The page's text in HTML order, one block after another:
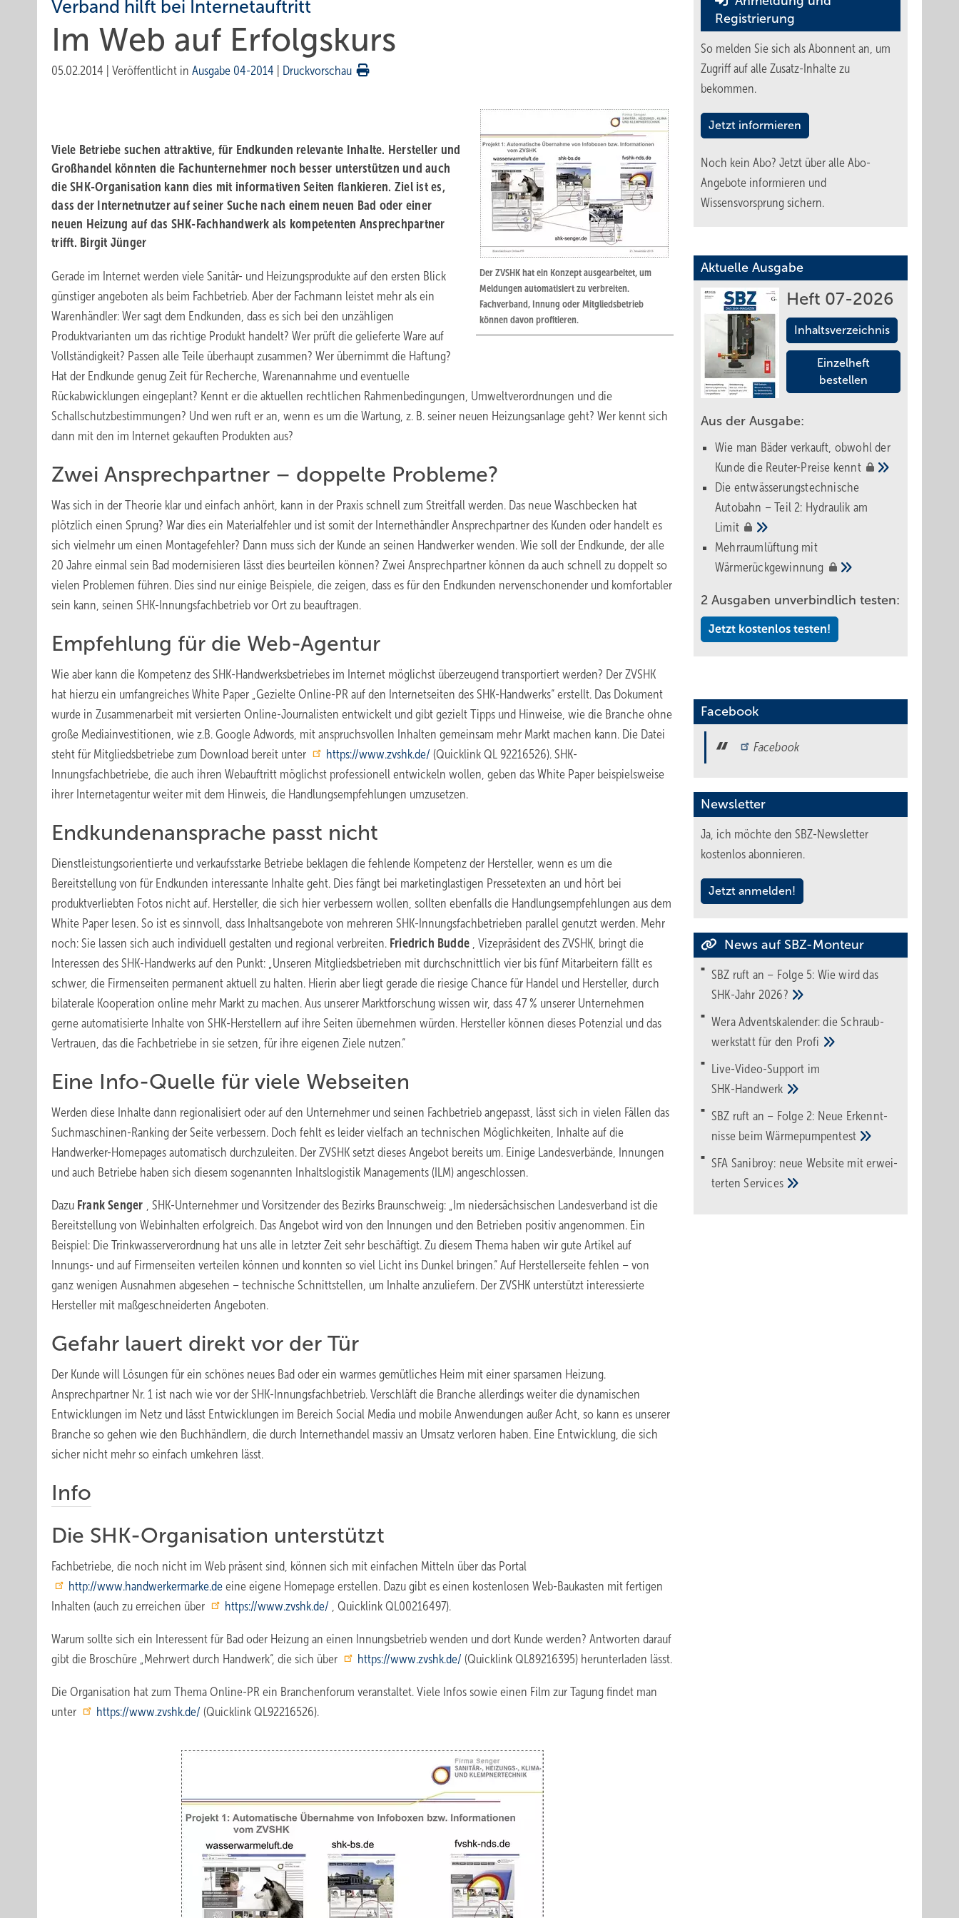
Verband hilft bei Internetauftritt
Im Web auf Erfolgskurs
05.02.2014 Veröffentlicht in Ausgabe 04-2014 Druckvorschau
Der ZVSHK hat ein Konzept ausgearbeitet, um
Meldungen automatisiert zu verbreiten.
Fachverband, Innung oder Mitgliedsbetrieb
können davon profitieren.
Viele Betriebe suchen attraktive, für Endkunden relevante Inhalte. Hersteller und
Großhandel könnten die Fachunternehmer noch besser unterstützen und auch
die SHK-Organisation kann dies mit informativen Seiten flankieren. Ziel ist es,
dass der Internetnutzer auf seiner Suche nach einem neuen Bad oder einer
neuen Heizung auf das SHK-Fachhandwerk als kompetenten Ansprechpartner
trifft. Birgit Jünger
Gerade im Internet werden viele Sanitär- und Heizungsprodukte auf den ersten Blick
günstiger angeboten als beim Fachbetrieb. Aber der Fachmann leistet mehr als ein
Warenhändler: Wer sagt dem Endkunden, dass es sich bei den unzähligen
Produktvarianten um das richtige Produkt handelt? Wer prüft die gelieferte Ware auf
Vollständigkeit? Passen alle Teile überhaupt zusammen? Wer übernimmt die Haftung?
Hat der Endkunde genug Zeit für Recherche, Warenannahme und eventuelle
Rückabwicklungen ein­geplant? Kennt er die aktuellen rechtlichen Rahmenbedingungen, Umweltverordnungen und die
Schallschutzbestimmungen? Und wen ruft er an, wenn es um die Wartung, z. B. seiner neuen Heizungsanlage geht? Wer kennt sich
dann mit den im Internet gekauften Produkten aus?
Zwei Ansprechpartner – doppelte Probleme?
Was sich in der Theorie klar und einfach anhört, kann in der Praxis schnell zum Streitfall werden. Das neue Waschbecken hat
plötzlich einen Sprung? War dies ein Materialfehler und ist somit der Internethändler Ansprechpartner des Kunden oder handelt es
sich vielmehr um einen Montagefehler? Dann muss sich der Kunde an seinen Handwerker wenden. Wie soll der Endkunde, der alle
20 Jahre einmal sein Bad modernisieren lässt dies beurteilen können? Zwei Ansprechpartner können da auch schnell zu doppelt so
vielen Problemen führen. Dies sind nur einige Beispiele, die zeigen, dass es für den Endkunden nervenschonender und komfortabler
sein kann, seinen SHK-Innungsfachbetrieb vor Ort zu beauftragen.
Empfehlung für die Web-Agentur
Wie aber kann die Kompetenz des SHK-Handwerksbetriebes im Internet möglichst überzeugend transportiert werden? Der ZVSHK
hat hierzu ein umfangreiches White Paper „Gezielte Online-PR auf den Internetseiten des SHK-Handwerks“ erstellt. Das ­Dokument
wurde in Zusammenarbeit mit versierten Online-Journalisten entwickelt und gibt gezielt Tipps und Hinweise, wie die Branche ohne
große Mediainvestitionen, wie z.B. Google Adwords, mit anspruchsvollen Inhalten gemeinsam mehr Markt machen kann. Die Datei
steht für Mitglieds­betriebe zum Download bereit unter
https://www.zvshk.de/ (Quicklink QL 92216526). SHK-
Innungsfachbetriebe, die auch ihren Webauftritt möglichst professionell entwickeln wollen, geben das White Paper beispielsweise
ihrer Internetagentur weiter mit dem Hinweis, die Handlungsempfehlungen umzusetzen.
Endkundenansprache passt nicht
Dienstleistungsorientierte und verkaufsstarke Betriebe beklagen die fehlende Kompetenz der Hersteller, wenn es um die
Bereitstellung von für Endkunden interessante Inhalte geht. Dies fängt bei marketinglastigen Pressetexten an und hört bei
produktverliebten Fotos nicht auf. Hersteller, die sich hier verbessern wollen, sollten ebenfalls die Handlungsempfehlungen aus dem
White Paper lesen. So ist es sinnvoll, dass Inhaltsangebote von mehreren SHK-Innungsfachbetrieben parallel genutzt werden. Mehr
noch: Sie lassen sich auch individuell gestalten und regional verbreiten. Friedrich Budde , Vizepräsident des ZVSHK, bringt die
Interessen des SHK-Handwerks auf den Punkt: „Unseren Mitgliedsbetrieben mit durchschnittlich vier bis fünf Mitarbeitern fällt es
schwer, die Firmenseiten permanent aktuell zu halten. Hierin aber liegt gerade die riesige Chance für Handel und Hersteller, durch
bilaterale Kooperation online mehr Markt zu machen. Aus unserer Marktforschung wissen wir, dass 47 % unserer Unternehmen
gerne automatisierte Inhalte von SHK-Herstellern auf ihre Seiten übernehmen würden. Hersteller können dieses Potenzial und das
Vertrauen, das die Fachbetriebe in sie setzen, für ihre eigenen Ziele nutzen.“
Eine Info-Quelle für viele Webseiten
Werden diese Inhalte dann regionalisiert oder auf den Unternehmer und seinen Fachbetrieb angepasst, lässt sich in vielen Fällen das
Suchmaschinen-Ranking der Seite verbessern. Doch fehlt es leider vielfach an technischen Möglichkeiten, Inhalte auf die
Handwerker-Homepages automatisch durchzuleiten. Der ZVSHK setzt dieses Angebot bereits um. Einige Landesverbände, Innungen
und auch Betriebe haben sich diesem sogenannten Inhaltslogistik Managements (ILM) angeschlossen.
Dazu Frank Senger , SHK-Unternehmer und Vorsitzender des Bezirks Braunschweig: „Im niedersächsischen Landesverband ist die
Bereitstellung von Webinhalten erfolgreich. Das Angebot wird von den Innungen und den Betrieben positiv angenommen. Ein
Beispiel: Die Trinkwasserverordnung hat uns alle in letzter Zeit sehr beschäftigt. Zu diesem Thema haben wir gute Artikel auf
Innungs- und auf Firmenseiten verteilen können und konnten so viel Licht ins Dunkel bringen.“ Auf Herstellerseite fehlen – von
ganz wenigen Ausnahmen abgesehen – technische Schnittstellen, um Inhalte anzuliefern. Der ZVSHK unterstützt interessierte
Hersteller mit maßgeschneiderten Angeboten.
Gefahr lauert direkt vor der Tür
Der Kunde will Lösungen für ein schönes neues Bad oder ein warmes gemütliches Heim mit einer sparsamen Heizung.
Ansprechpartner Nr. 1 ist nach wie vor der SHK-Innungsfachbetrieb. Verschläft die Branche allerdings weiter die dynamischen
Entwicklungen im Netz und lässt Entwicklungen im Bereich Social Media und mobile Anwendungen außer Acht, so kann es unserer
Branche so gehen wie den Buchhändlern, die durch Internethandel massiv an Umsatz verloren haben. Eine Entwicklung, die sich
sicher nicht mehr so einfach umkehren lässt.
Info
Die SHK-Organisation unterstützt
Fachbetriebe, die noch nicht im Web präsent sind, können sich mit einfachen Mitteln über das Portal
http://www.handwerkermarke.de eine eigene Homepage erstellen. Dazu gibt es einen kostenlosen Web-Baukasten mit fertigen
Inhalten (auch zu erreichen über
https://www.zvshk.de/ , Quicklink QL00216497).
Warum sollte sich ein Interessent für Bad oder Heizung an einen Innungsbetrieb wenden und dort Kunde werden? Antworten darauf
gibt die Broschüre „Mehrwert durch Handwerk“, die sich über
https://www.zvshk.de/ (Quicklink QL89216395) herunter­laden lässt.
Die Organisation hat zum Thema Online-PR ein Branchenforum veranstaltet. Viele Infos sowie einen Film zur Tagung findet man
unter
https://www.zvshk.de/ (Quicklink QL92216526).
Registrierung
So melden Sie sich als Abonnent an, um
Zugriff auf alle Zusatz-Inhalte zu
bekommen.
Jetzt informieren
Noch kein Abo? Jetzt über alle Abo-
Angebote informieren und
Wissensvorsprung sichern.
Aktuelle Ausgabe
Heft 07-2026
Inhaltsverzeichnis
Einzelheft
bestellen
Aus der Ausgabe:
Wie man Bäder verkauft, obwohl der
Kunde die Reuter-Preise kennt
Die entwässerungstechnische
Autobahn – Teil 2: Hydraulik am
Limit
Mehrraumlüftung mit
Wärmerückgewinnung
2 Ausgaben unverbindlich testen:
Jetzt kostenlos testen!
Facebook
Facebook
Newsletter
Ja, ich möchte den SBZ-Newsletter
kostenlos abonnieren.
Jetzt anmelden!
News auf SBZ-Monteur
SBZ ruft an – Folge 5: Wie wird das
SHK-Jahr 2026?
Wera Adventskalender: die Schraub­
werk­statt für den Pro­fi
Live-Video-Support im
SHK-Handwerk
SBZ ruft an – Folge 2: Neue Erkennt­
nisse beimWärme­pumpen­test
SFA Sanibroy: neue Web­site mit erwei­
tertenServices